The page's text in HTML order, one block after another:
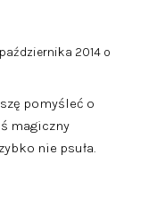
2014 o
pomyśleć o
magiczny
nie psuła.